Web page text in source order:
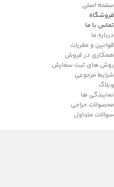
صفحه اصلی
فروشگاه
تماس با ما
درباره ما
قوانین و مقررات
همکاری در فروش
روش های ثبت سفارش
شرایط مرجوعی
وبلاگ
نمایندگی ها
محصولات حراجی
سوالات متداول